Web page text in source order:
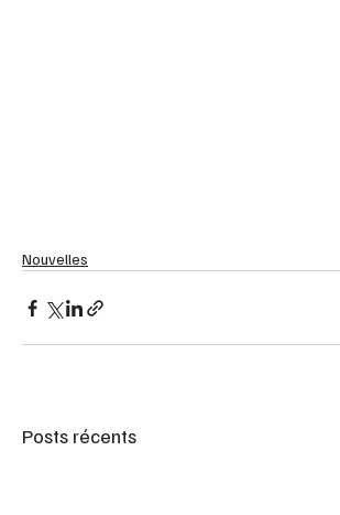
Nouvelles
Posts récents